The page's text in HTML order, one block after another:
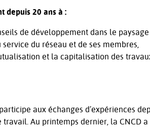
depuis 20 ans à :
de développement dans le
du réseau et de ses membres,
et la capitalisation des
aux échanges d’expériences
travail. Au printemps dernier, la CNCD